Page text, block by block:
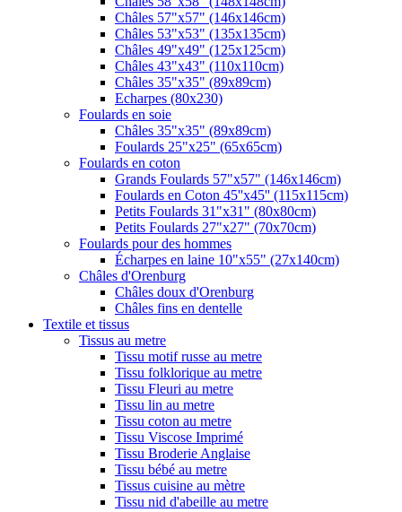
Châles 57"x57" (146x146cm)
Châles 53"x53" (135x135cm)
Châles 49"x49" (125x125cm)
Châles 43"x43" (110x110cm)
Châles 35"x35" (89x89cm)
Echarpes (80х230)
Foulards en soie
Châles 35"x35" (89x89cm)
Foulards 25"x25" (65x65cm)
Foulards en coton
Grands Foulards 57"x57" (146x146cm)
Foulards en Coton 45''x45'' (115x115cm)
Petits Foulards 31"x31" (80x80cm)
Petits Foulards 27"x27" (70x70cm)
Foulards pour des hommes
Écharpes en laine 10"x55" (27x140cm)
Châles d'Orenburg
Châles doux d'Orenburg
Châles fins en dentelle
Textile et tissus
Tissus au metre
Tissu motif russe au metre
Tissu folklorique au metre
Tissu Fleuri au metre
Tissu lin au metre
Tissu coton au metre
Tissu Viscose Imprimé
Tissu Broderie Anglaise
Tissu bébé au metre
Tissus cuisine au mètre
Tissu nid d'abeille au metre